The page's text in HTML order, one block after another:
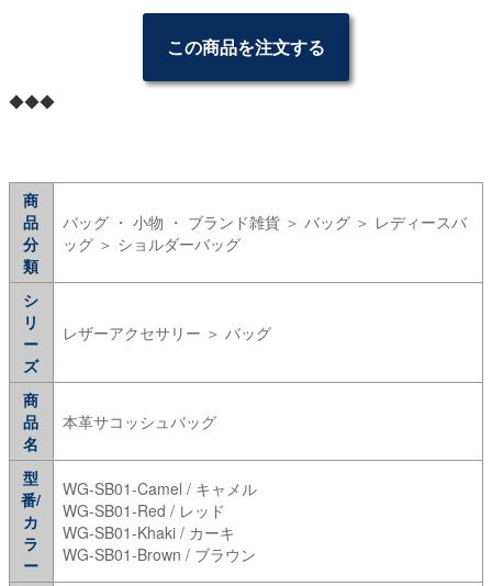
この商品を注文する
◆◆◆
商
品
分
類
バッグ ・ 小物 ・ ブランド雑貨 ＞ バッグ ＞ レディースバ
ッグ ＞ ショルダーバッグ
シ
リ
ー
ズ
レザーアクセサリー ＞ バッグ
商
品
名
本革サコッシュバッグ
型
番/
カ
ラ
ー
WG-SB01-Camel / キャメル
WG-SB01-Red / レッド
WG-SB01-Khaki / カーキ
WG-SB01-Brown / ブラウン